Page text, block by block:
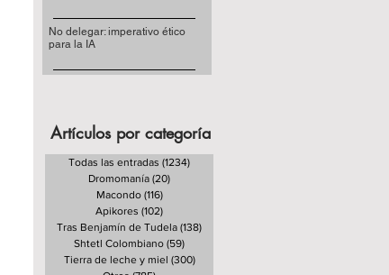
No delegar: imperativo ético
para la IA
Artículos por categoría
Todas las entradas (1234)
Dromomanía (20)
Macondo (116)116 entradas
Apikores (102)
Tras Benjamín de Tudela (138)
Shtetl Colombiano (59)
Tierra de leche y miel (300)300 entradas